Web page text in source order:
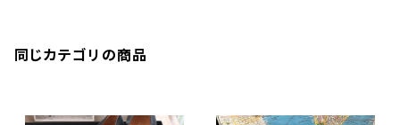
同じカテゴリの商品